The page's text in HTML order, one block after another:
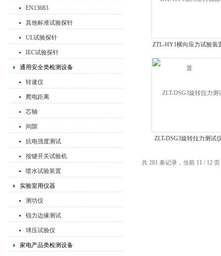
EN13683
其他标准试验探针
UL试验探针
IEC试验探针
通用安全类检测设备
转速仪
爬电距离
芯轴
间隙
抗电强度测试
按键开关试验机
喷水试验装置
实验室用仪器
测功仪
锐力边缘测试
球压试验仪
家电产品类检测设备
ZTL-HY1横向应力试验装
ZLT-DSG3旋转拉力测试
共 281 条记录，当前 11 / 12